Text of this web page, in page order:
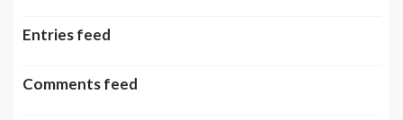
Entries feed
Comments feed